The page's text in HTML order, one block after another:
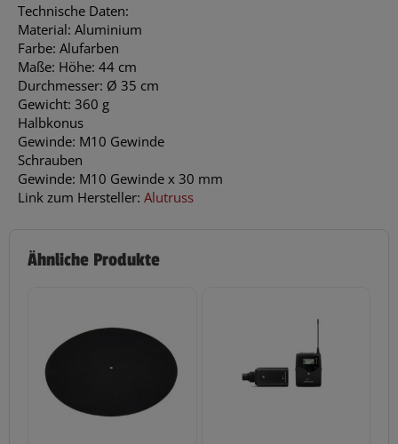
Technische Daten:
Material: Aluminium
Farbe: Alufarben
Maße: Höhe: 44 cm
Durchmesser: Ø 35 cm
Gewicht: 360 g
Halbkonus
Gewinde: M10 Gewinde
Schrauben
Gewinde: M10 Gewinde x 30 mm
Link zum Hersteller: Alutruss
Ähnliche Produkte